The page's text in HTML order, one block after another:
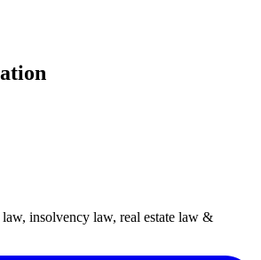
insolvency law, real estate law &